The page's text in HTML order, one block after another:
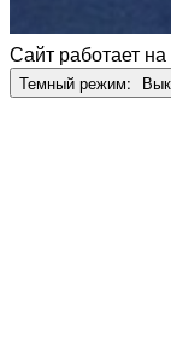
Сайт работает на
Темный режим: